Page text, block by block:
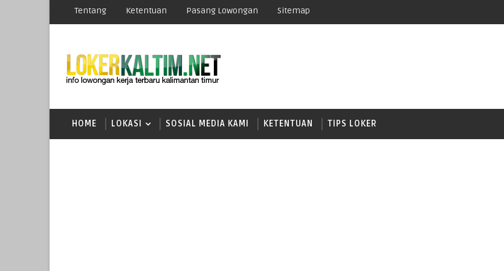
Tentang Ketentuan Pasang Lowongan Sitemap
HOME LOKASI SOSIAL MEDIA KAMI KETENTUAN TIPS LOKER